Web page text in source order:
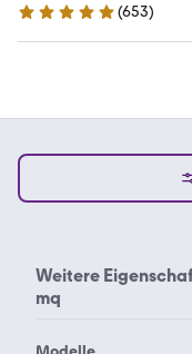
4.8 Sterne
(653)
Weitere
mq